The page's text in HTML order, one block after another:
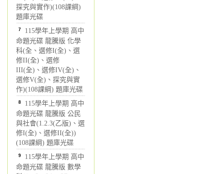
探究與實作)(108課綱)
題庫光碟
7 115學年上學期 高中
命題光碟 龍騰版 化學
科(全、選修I(全)、選
修II(全)、選修
III(全)、選修IV(全)、
選修V(全)、探究與實
作)(108課綱) 題庫光碟
8 115學年上學期 高中
命題光碟 龍騰版 公民
與社會(1.2.3(乙版)、選
修I(全)、選修II(全))
(108課綱) 題庫光碟
9 115學年上學期 高中
命題光碟 龍騰版 數學